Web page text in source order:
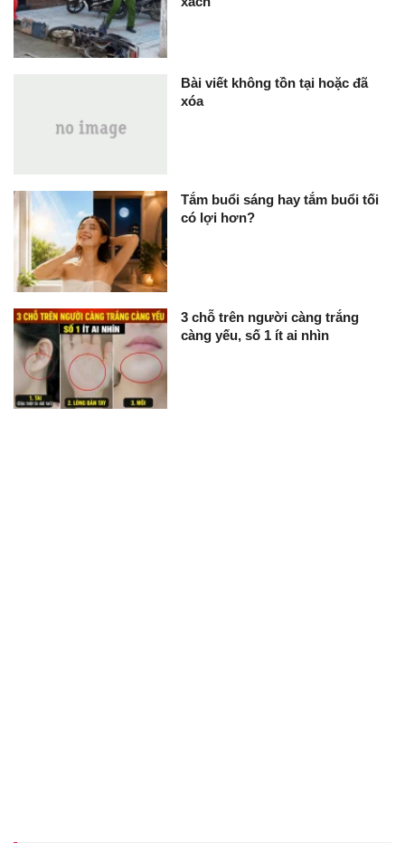
Bài viết không tồn tại hoặc đã
xóa
Tắm buổi sáng hay tắm buổi tối
có lợi hơn?
3 chỗ trên người càng trắng
càng yếu, số 1 ít ai nhìn